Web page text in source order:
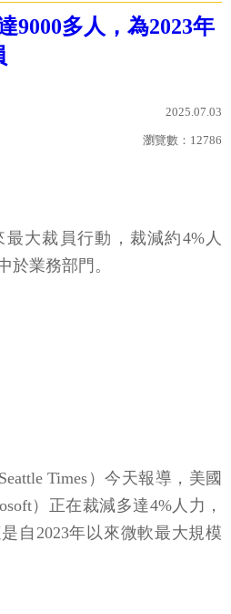
9000多人，為2023年
2025.07.03
瀏覽數： 12786
大裁員行動，裁減約4%人
於業務部門。
Times）今天報導，美國
）正在裁減多達4%人力，
自2023年以來微軟最大規模